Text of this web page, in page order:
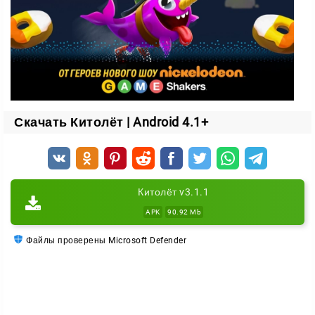
пушистые тучи;
унитаз;
обезьянка;
боксёрская перчатка;
и другие безумные штуковины.
Не всё в небе на вашей стороне. Некоторые
предметы только мешают полёту — например,
мужское нижнее бельё, которое запутает Нарби и
собьёт его с курса.
Скачать Китолёт | Android 4.1+
Китолёт v3.1.1
APK 90.92 Mb
Файлы проверены Microsoft Defender